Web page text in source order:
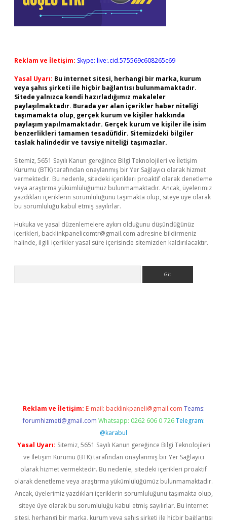
Reklam ve İletişim: Skype: live:.cid.575569c608265c69
Yasal Uyarı: Bu internet sitesi, herhangi bir marka, kurum
veya şahıs şirketi ile hiçbir bağlantısı bulunmamaktadır.
Sitede yalnızca kendi hazırladığımız makaleler
paylaşılmaktadır. Burada yer alan içerikler haber niteliği
taşımamakta olup, gerçek kurum ve kişiler hakkında
paylaşım yapılmamaktadır. Gerçek kurum ve kişiler ile isim
benzerlikleri tamamen tesadüfidir. Sitemizdeki bilgiler
taslak halindedir ve tavsiye niteliği taşımazlar.
Sitemiz, 5651 Sayılı Kanun gereğince Bilgi Teknolojileri ve İletişim
Kurumu (BTK) tarafından onaylanmış bir Yer Sağlayıcı olarak hizmet
vermektedir. Bu nedenle, sitedeki içerikleri proaktif olarak denetleme
veya araştırma yükümlülüğümüz bulunmamaktadır. Ancak, üyelerimiz
yazdıkları içeriklerin sorumluluğunu taşımakta olup, siteye üye olarak
bu sorumluluğu kabul etmiş sayılırlar.
Hukuka ve yasal düzenlemelere aykırı olduğunu düşündüğünüz
içerikleri, backlinkpanelicomtr@gmail.com adresine bildirmeniz
halinde, ilgili içerikler yasal süre içerisinde sitemizden kaldırılacaktır.
Reklam ve İletişim: E-mail: backlinkpaneli@gmail.com Teams:
forumhizmeti@gmail.com Whatsapp: 0262 606 0 726 Telegram:
@karabul
Yasal Uyarı: Sitemiz, 5651 Sayılı Kanun gereğince Bilgi Teknolojileri
ve İletişim Kurumu (BTK) tarafından onaylanmış bir Yer Sağlayıcı
olarak hizmet vermektedir. Bu nedenle, sitedeki içerikleri proaktif
olarak denetleme veya araştırma yükümlülüğümüz bulunmamaktadır.
Ancak, üyelerimiz yazdıkları içeriklerin sorumluluğunu taşımakta olup,
siteye üye olarak bu sorumluluğu kabul etmiş sayılırlar. Bu internet
sitesi, herhangi bir marka, kurum veya şahıs şirketi ile hiçbir bağlantısı